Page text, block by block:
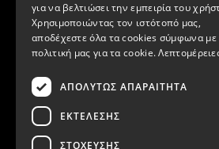
Πολεμιστών 12,
[email
για να βελτιώσει την εμπειρία του
Χρησιμοποιώντας τον ιστότοπό μας,
αποδέχεστε όλα τα cookies σύμφωνα με
πολιτική μας για τα cookie.
ΑΠΟΛΎΤΩΣ ΑΠΑΡΑΊΤΗΤΑ
ΕΚΤΈΛΕΣΗΣ
ΣΤΌΧΕΥΣΗΣ